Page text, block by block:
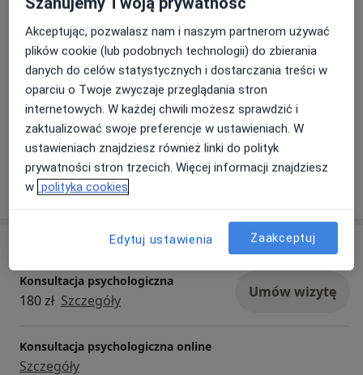
adaptacyjne. To doświadczenie pozwoliło mi jeszcze
lepiej zrozumieć, jak różnorodne mogą być ludzkie
historie i potrzeby.
W pracy kieruję się indywidualnym i holistycznym
podejściem do człowieka. Korzystam z elementów
terapii poznawczo-behawioralnej, humanistycznej
oraz systemowej, dobierając metody pracy do
konkretnej osoby i jej sytuacji.
Moim celem jest pomoc w lepszym zrozumieniu siebie,
odzyskaniu równowagi emocjonalnej oraz budowaniu
Rodzaje konsultacji
StacjonarneZobacz lokalizacje (1)
Konsultacje onlineZobacz kalendarz online
Płatność online akceptowana
Oszczędź swój czas przed wizytą.
Konsultacja psychologiczna
180 zł Szczegóły Umów wizytę
Konsultacja psychologiczna online
Szczegóły
Akceptując, pozwalasz nam i naszym partnerom używać
plików cookie (lub podobnych technologii) do zbierania
danych do celów statystycznych i dostarczania treści w
oparciu o Twoje zwyczaje przeglądania stron
internetowych. W każdej chwili możesz sprawdzić i
zaktualizować swoje preferencje w ustawieniach. W
ustawieniach znajdziesz również linki do polityk
prywatności stron trzecich. Więcej informacji znajdziesz
w polityka cookies
Edytuj ustawienia Zaakceptuj